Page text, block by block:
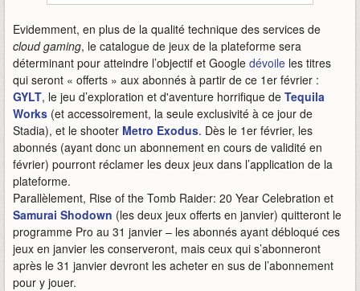
Evidemment, en plus de la qualité technique des services de
cloud gaming, le catalogue de jeux de la plateforme sera
déterminant pour atteindre l’objectif et Google dévoile les titres
qui seront « offerts » aux abonnés à partir de ce 1er février :
GYLT, le jeu d’exploration et d'aventure horrifique de Tequila
Works (et accessoirement, la seule exclusivité à ce jour de
Stadia), et le shooter Metro Exodus. Dès le 1er février, les
abonnés (ayant donc un abonnement en cours de validité en
février) pourront réclamer les deux jeux dans l’application de la
plateforme.
Parallèlement, Rise of the Tomb Raider: 20 Year Celebration et
Samurai Shodown (les deux jeux offerts en janvier) quitteront le
programme Pro au 31 janvier – les abonnés ayant débloqué ces
jeux en janvier les conserveront, mais ceux qui s’abonneront
après le 31 janvier devront les acheter en sus de l’abonnement
pour y jouer.